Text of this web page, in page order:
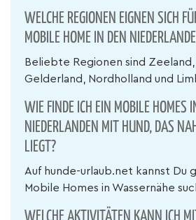
WELCHE REGIONEN EIGNEN SICH
MOBILE HOME IN DEN
Beliebte Regionen sind Zeeland,
Gelderland, Nordholland und
WIE FINDE ICH EIN MOBILE HOMES
NIEDERLANDEN MIT HUND, DAS
LIEGT?
Auf hunde-urlaub.net kannst Du
Mobile Homes in Wassernähe